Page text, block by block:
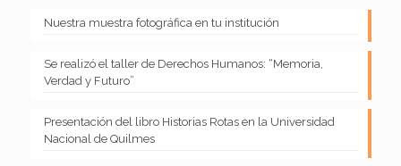
Nuestra muestra fotográfica en tu institución
Se realizó el taller de Derechos Humanos: “Memoria,
Verdad y Futuro”
Presentación del libro Historias Rotas en la Universidad
Nacional de Quilmes